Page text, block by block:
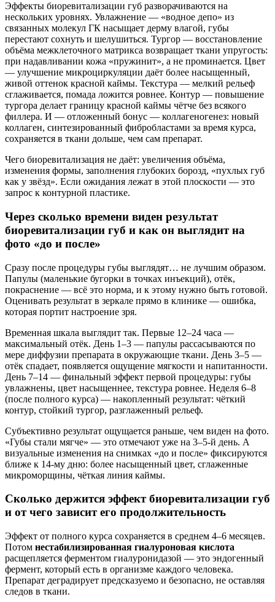
Эффекты биоревитализации губ разворачиваются на
нескольких уровнях. Увлажнение — «водное депо» из
связанных молекул ГК насыщает дерму влагой, губы
перестают сохнуть и шелушиться. Тургор — восстановление
объёма межклеточного матрикса возвращает ткани упругость:
при надавливании кожа «пружинит», а не проминается. Цвет
— улучшение микроциркуляции даёт более насыщенный,
живой оттенок красной каймы. Текстура — мелкий рельеф
сглаживается, помада ложится ровнее. Контур — повышение
тургора делает границу красной каймы чётче без всякого
филлера. И — отложенный бонус — коллагеногенез: новый
коллаген, синтезированный фибробластами за время курса,
сохраняется в ткани дольше, чем сам препарат.
Чего биоревитализация не даёт: увеличения объёма,
изменения формы, заполнения глубоких борозд, «пухлых губ
как у звёзд». Если ожидания лежат в этой плоскости — это
запрос к контурной пластике.
Через сколько времени виден результат
биоревитализации губ и как он выглядит на
фото «до и после»
Сразу после процедуры губы выглядят… не лучшим образом.
Папулы (маленькие бугорки в точках инъекций), отёк,
покраснение — всё это норма, и к этому нужно быть готовой.
Оценивать результат в зеркале прямо в клинике — ошибка,
которая портит настроение зря.
Временная шкала выглядит так. Первые 12–24 часа —
максимальный отёк. День 1–3 — папулы рассасываются по
мере диффузии препарата в окружающие ткани. День 3–5 —
отёк спадает, появляется ощущение мягкости и напитанности.
День 7–14 — финальный эффект первой процедуры: губы
увлажнены, цвет насыщеннее, текстура ровнее. Неделя 6–8
(после полного курса) — накопленный результат: чёткий
контур, стойкий тургор, разглаженный рельеф.
Субъективно результат ощущается раньше, чем виден на фото.
«Губы стали мягче» — это отмечают уже на 3–5-й день. А
визуальные изменения на снимках «до и после» фиксируются
ближе к 14-му дню: более насыщенный цвет, сглаженные
микроморщины, чёткая линия каймы.
Сколько держится эффект биоревитализации губ
и от чего зависит его продолжительность
Эффект от полного курса сохраняется в среднем 4–6 месяцев.
Потом нестабилизированная гиалуроновая кислота
расщепляется ферментом гиалуронидазой — это эндогенный
фермент, который есть в организме каждого человека.
Препарат деградирует предсказуемо и безопасно, не оставляя
следов в ткани.